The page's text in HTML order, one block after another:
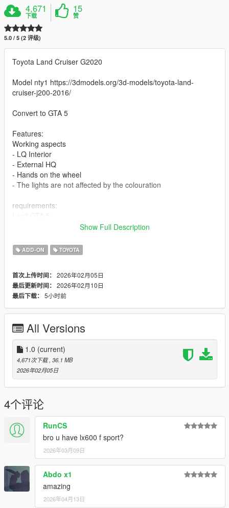
4,671
下载
15
赞
5.0 / 5 (2 评级)
Toyota Land Cruiser G2020
Model nty1 https://3dmodels.org/3d-models/toyota-land-
cruiser-j200-2016/
Convert to GTA 5
Features:
Working aspects
- LQ Interior
- External HQ
- Hands on the wheel
- The lights are not affected by the colouration
requirements:
1-Put the "g2020" folder into the dlcpacks with exactly folder
2-Edit dlclist.xml (Grand Theft Auto
V/mods/update/update.rpf/common/data/dlclist.xml) and add a
line "dlcpacks:/g2020/". To spawn the car, you can use any
3-for example Menyoo SP
(https://github.com/MAFINS/MenyooSP/releases/download/v1.
8.1/MenyooSP.zip) by using the trainer and spawn the car with
name "g2020
Show Full Description
ADD-ON TOYOTA
首次上传时间： 2026年02月05日
最后更新时间： 2026年02月10日
最后下载： 5小时前
All Versions
1.0 (current)
4,671次下载 , 36.1 MB
2026年02月05日
4个评论
RunCS
bro u have lx600 f sport?
2026年03月09日
Abdo x1
amazing
2026年04月13日